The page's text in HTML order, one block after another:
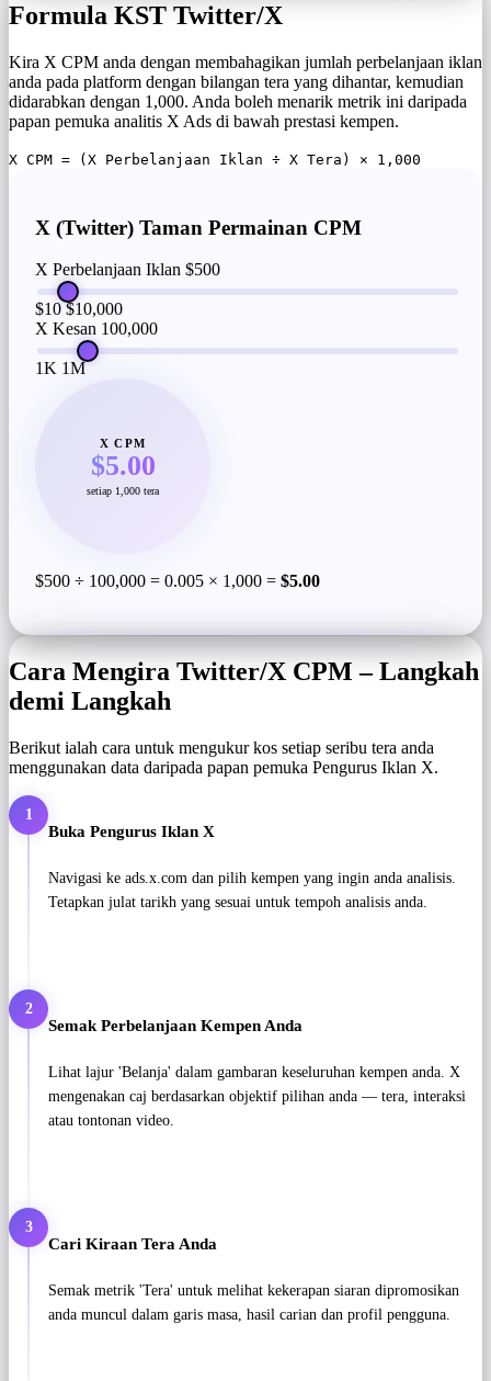
Formula KST Twitter/X
Kira X CPM anda dengan membahagikan jumlah perbelanjaan iklan
anda pada platform dengan bilangan tera yang dihantar, kemudian
didarabkan dengan 1,000. Anda boleh menarik metrik ini daripada
papan pemuka analitis X Ads di bawah prestasi kempen.
X CPM = (X Perbelanjaan Iklan ÷ X Tera) × 1,000
X (Twitter) Taman Permainan CPM
X Perbelanjaan Iklan $500
$10 $10,000
X Kesan 100,000
1K 1M
X CPM
$5.00
setiap 1,000 tera
$500 ÷ 100,000 = 0.005 × 1,000 = $5.00
Cara Mengira Twitter/X CPM – Langkah
demi Langkah
Berikut ialah cara untuk mengukur kos setiap seribu tera anda
menggunakan data daripada papan pemuka Pengurus Iklan X.
1
Buka Pengurus Iklan X
Navigasi ke ads.x.com dan pilih kempen yang ingin anda analisis.
Tetapkan julat tarikh yang sesuai untuk tempoh analisis anda.
2
Semak Perbelanjaan Kempen Anda
Lihat lajur 'Belanja' dalam gambaran keseluruhan kempen anda. X
mengenakan caj berdasarkan objektif pilihan anda — tera, interaksi
atau tontonan video.
3
Cari Kiraan Tera Anda
Semak metrik 'Tera' untuk melihat kekerapan siaran dipromosikan
anda muncul dalam garis masa, hasil carian dan profil pengguna.